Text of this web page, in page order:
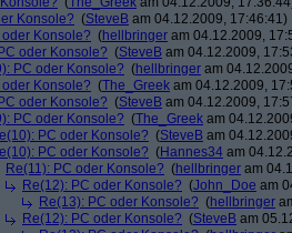
Konsole? (SteveB am 04.12.2009, 17:46:41)
oder Konsole? (hellbringer am 04.12.2009,
oder Konsole? (SteveB am 04.12.2009,
PC oder Konsole? (hellbringer am
oder Konsole? (The_Greek am 04.12.2009,
oder Konsole? (SteveB am 04.12.2009,
PC oder Konsole? (The_Greek am
PC oder Konsole? (SteveB am
PC oder Konsole? (Hannes34 am
Re(11): PC oder Konsole? (hellbringer am
Re(12): PC oder Konsole? (John_Doe am
Re(13): PC oder Konsole? (hellbringer
Re(12): PC oder Konsole? (SteveB am